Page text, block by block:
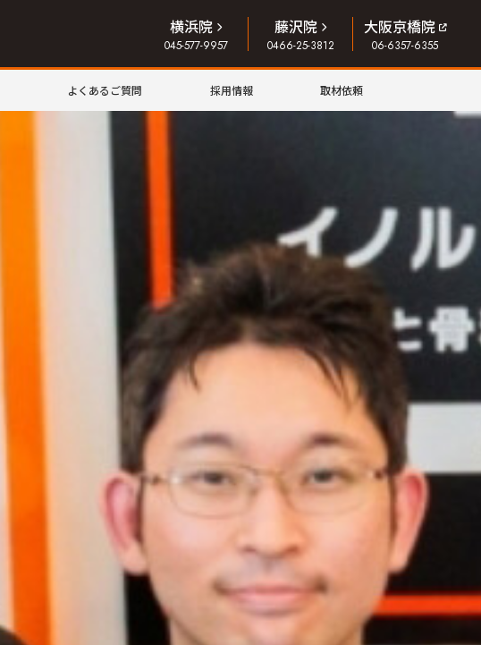
横浜院
045-577-9957
藤沢院
0466-25-3812
大阪京橋院
06-6357-6355
よくあるご質問 採用情報 取材依頼